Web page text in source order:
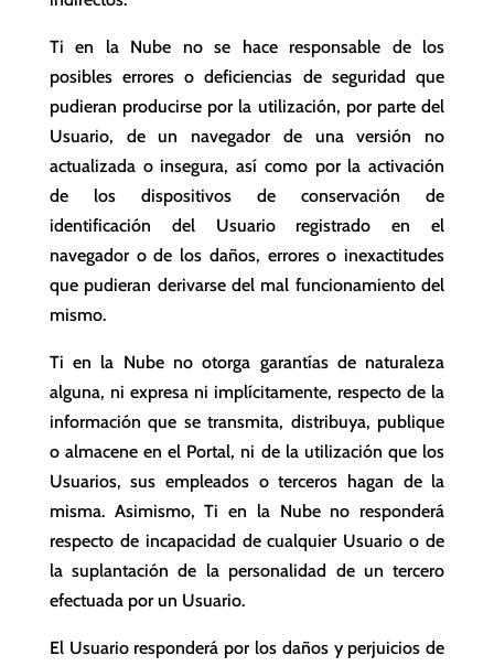
Ti en la Nube no se hace responsable de los
posibles errores o deficiencias de seguridad que
pudieran producirse por la utilización, por parte del
Usuario, de un navegador de una versión no
actualizada o insegura, así como por la activación
de los dispositivos de conservación de
identificación del Usuario registrado en el
navegador o de los daños, errores o inexactitudes
que pudieran derivarse del mal funcionamiento del
mismo.
Ti en la Nube no otorga garantías de naturaleza
alguna, ni expresa ni implícitamente, respecto de la
información que se transmita, distribuya, publique
o almacene en el Portal, ni de la utilización que los
Usuarios, sus empleados o terceros hagan de la
misma. Asimismo, Ti en la Nube no responderá
respecto de incapacidad de cualquier Usuario o de
la suplantación de la personalidad de un tercero
efectuada por un Usuario.
El Usuario responderá por los daños y perjuicios de